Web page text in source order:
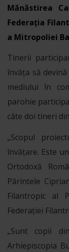
Mănăstirea
Federația
a Mitropoliei
Tinerii
învăța să
mediului în
parohie
câte doi tineri
„Scopul
învățare. Este
Ortodoxă
Părintele
Filantropic al
Federației
„Sunt copii
Arhiepiscopia